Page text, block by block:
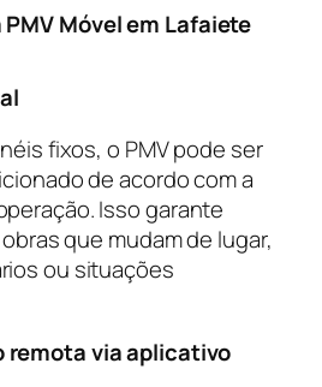
Móvel em Lafaiete
fixos, o PMV pode ser
de acordo com a
Isso garante
que mudam de lugar,
ou situações
remota via aplicativo